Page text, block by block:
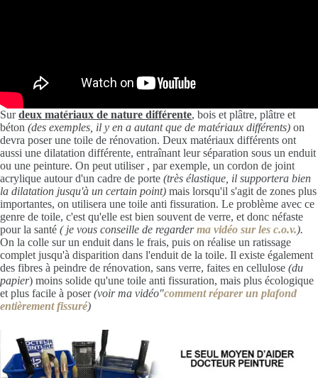
Surdeux matériaux de nature différente, bois et plâtre, plâtre et
béton (des exemples, il y en a autant que de matériaux différents) on
devra poser une toile de rénovation. Deux matériaux différents ont
aussi une dilatation différente, entraînant leur séparation sous un enduit
ou une peinture. On peut utiliser , par exemple, un cordon de joint
acrylique autour d'un cadre de porte (très élastique, il supportera bien
la dilatation jusqu'à un certain point) mais lorsqu'il s'agit de zones plus
importantes, on utilisera une toile anti fissuration. Le problème avec ce
genre de toile, c'est qu'elle est bien souvent de verre, et donc néfaste
pour la santé ( je vous conseille de regarderma vidéo sur les c.o.v.).
On la colle sur un enduit dans le frais, puis on réalise un ratissage
complet jusqu'à disparition dans l'enduit de la toile. Il existe également
des fibres à peindre de rénovation, sans verre, faites en cellulose (du
papier) moins solide qu'une toile anti fissuration, mais plus écologique
et plus facile à poser(voir ma vidéo"comment réparer un plafond
entièrement fissuré)